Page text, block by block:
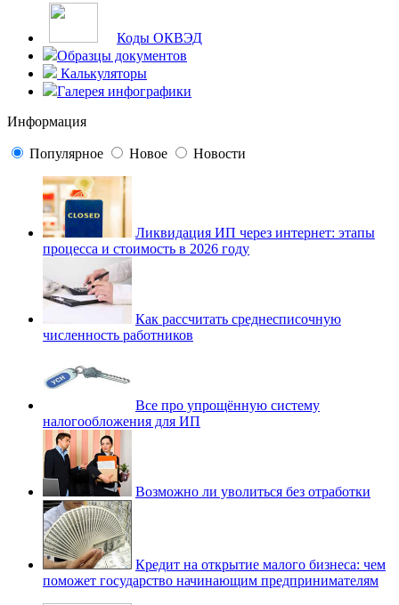
Коды ОКВЭД
Образцы документов
Калькуляторы
Галерея инфографики
Информация
Популярное Новое Новости
Ликвидация ИП через интернет: этапы
процесса и стоимость в 2026 году
Как рассчитать среднесписочную
численность работников
Все про упрощённую систему
налогообложения для ИП
Возможно ли уволиться без отработки
Кредит на открытие малого бизнеса: чем
поможет государство начинающим предпринимателям